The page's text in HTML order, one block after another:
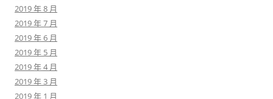
2019 年 8 月
2019 年 7 月
2019 年 6 月
2019 年 5 月
2019 年 4 月
2019 年 3 月
2019 年 1 月